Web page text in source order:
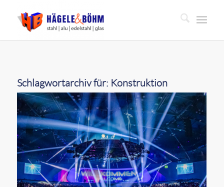
Schlagwortarchiv für: Konstruktion